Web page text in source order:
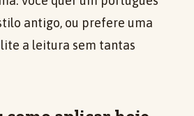
antigo, ou prefere uma
a leitura sem tantas